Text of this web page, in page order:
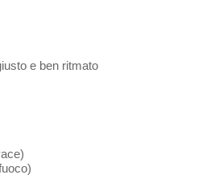
e ben ritmato